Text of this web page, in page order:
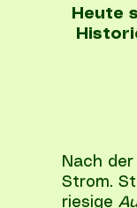
Heute
Nach
Strom.
riesige